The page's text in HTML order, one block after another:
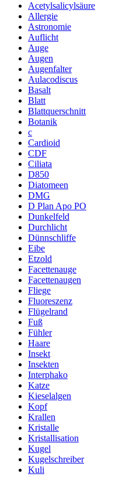
Acetylsalicylsäure
Allergie
Astronomie
Auflicht
Auge
Augen
Augenfalter
Aulacodiscus
Basalt
Blatt
Blattquerschnitt
Botanik
c
Cardioid
CDF
Ciliata
D850
Diatomeen
DMG
D Plan Apo PO
Dunkelfeld
Durchlicht
Dünnschliffe
Eibe
Etzold
Facettenauge
Facettenaugen
Fliege
Fluoreszenz
Flügelrand
Fuß
Fühler
Haare
Insekt
Insekten
Interphako
Katze
Kieselalgen
Kopf
Krallen
Kristalle
Kristallisation
Kugel
Kugelschreiber
Kuli